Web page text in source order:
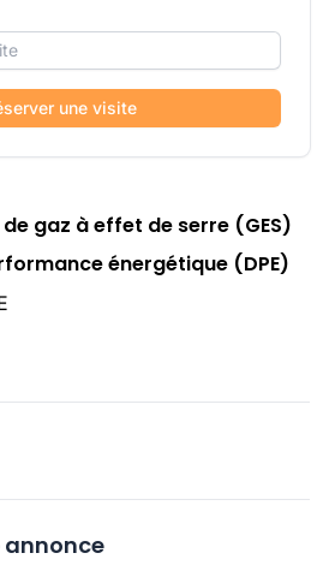
une visite
gaz à effet de serre (GES)
énergétique (DPE)